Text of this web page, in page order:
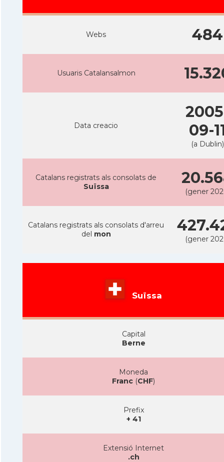
Webs 484
Usuaris Catalansalmon
Data creacio
09-
(a Dublin)
Catalans registrats als consolats de
Suïssa
(gener
Catalans registrats als consolats d'arreu
del mon
(gener
Suïssa
Capital
Berne
Moneda
Franc (CHF)
Prefix
+ 41
Extensió Internet
.ch